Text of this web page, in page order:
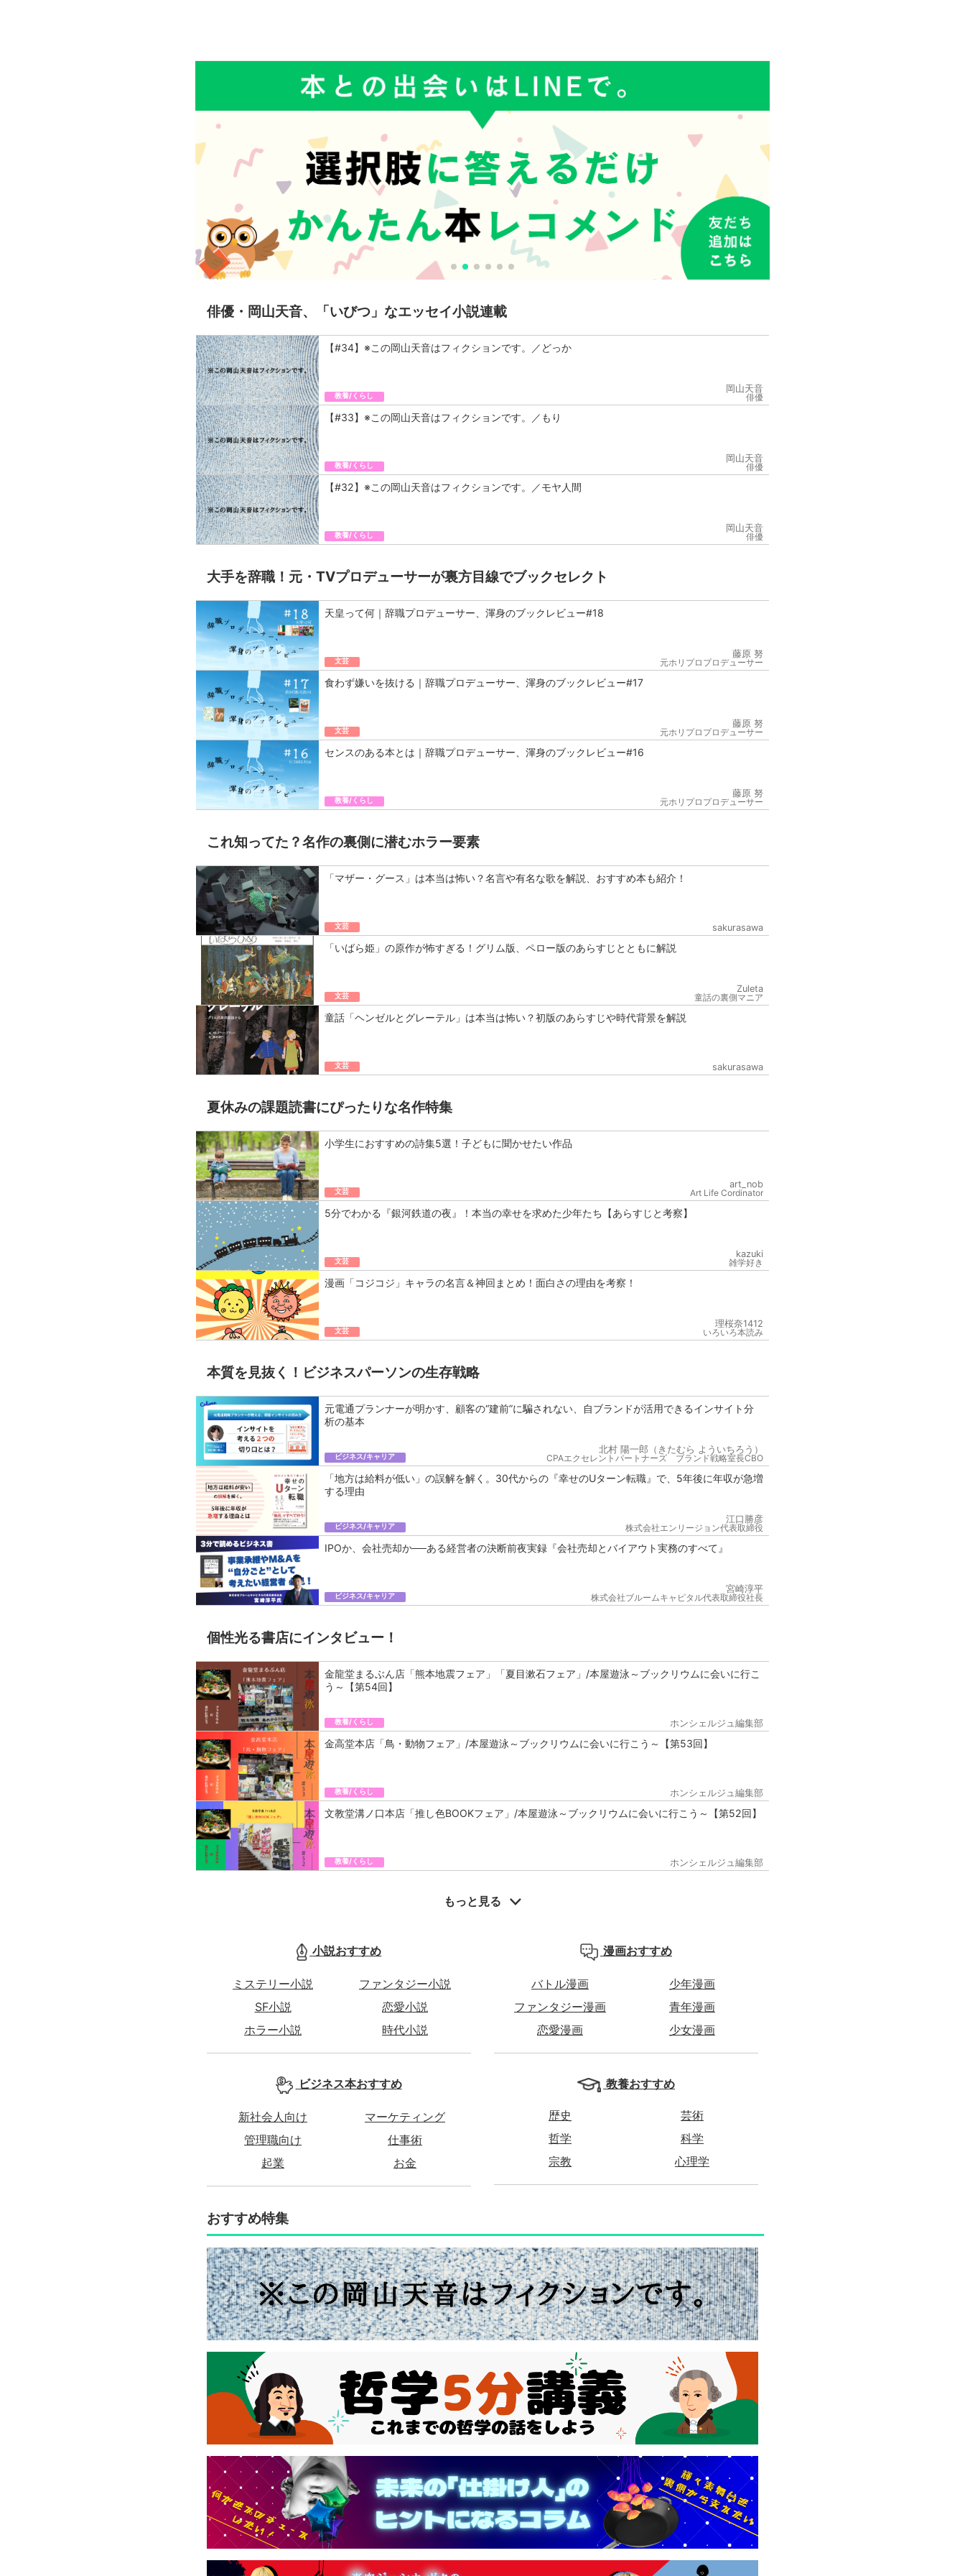
俳優・岡山天音、「いびつ」なエッセイ小説連載
【#34】※この岡山天音はフィクションです。／どっか
教養/くらし
岡山天音
俳優
【#33】※この岡山天音はフィクションです。／もり
教養/くらし
岡山天音
俳優
【#32】※この岡山天音はフィクションです。／モヤ人間
教養/くらし
岡山天音
俳優
大手を辞職！元・TVプロデューサーが裏方目線でブックセレクト
天皇って何｜辞職プロデューサー、渾身のブックレビュー#18
文芸
藤原 努
元ホリプロプロデューサー
食わず嫌いを抜ける｜辞職プロデューサー、渾身のブックレビュー#17
文芸
藤原 努
元ホリプロプロデューサー
センスのある本とは｜辞職プロデューサー、渾身のブックレビュー#16
教養/くらし
藤原 努
元ホリプロプロデューサー
これ知ってた？名作の裏側に潜むホラー要素
「マザー・グース」は本当は怖い？名言や有名な歌を解説、おすすめ本も紹介！
文芸 sakurasawa
「いばら姫」の原作が怖すぎる！グリム版、ペロー版のあらすじとともに解説
文芸
Zuleta
童話の裏側マニア
童話「ヘンゼルとグレーテル」は本当は怖い？初版のあらすじや時代背景を解説
文芸 sakurasawa
夏休みの課題読書にぴったりな名作特集
小学生におすすめの詩集5選！子どもに聞かせたい作品
文芸
art_nob
Art Life Cordinator
5分でわかる『銀河鉄道の夜』！本当の幸せを求めた少年たち【あらすじと考察】
文芸
kazuki
雑学好き
漫画「コジコジ」キャラの名言＆神回まとめ！面白さの理由を考察！
文芸
理桜奈1412
いろいろ本読み
本質を見抜く！ビジネスパーソンの生存戦略
元電通プランナーが明かす、顧客の“建前”に騙されない、自ブランドが活用できるインサイト分
析の基本
ビジネス/キャリア
北村 陽一郎（きたむら よういちろう）
CPAエクセレントパートナーズ ブランド戦略室長CBO
「地方は給料が低い」の誤解を解く。30代からの『幸せのUターン転職』で、5年後に年収が急増
する理由
ビジネス/キャリア
江口勝彦
株式会社エンリージョン代表取締役
IPOか、会社売却か──ある経営者の決断前夜実録『会社売却とバイアウト実務のすべて』
ビジネス/キャリア
宮崎淳平
株式会社ブルームキャピタル代表取締役社長
個性光る書店にインタビュー！
金龍堂まるぶん店「熊本地震フェア」「夏目漱石フェア」/本屋遊泳～ブックリウムに会いに行こ
う～【第54回】
教養/くらし ホンシェルジュ編集部
金高堂本店「鳥・動物フェア」/本屋遊泳～ブックリウムに会いに行こう～【第53回】
教養/くらし ホンシェルジュ編集部
文教堂溝ノ口本店「推し色BOOKフェア」/本屋遊泳～ブックリウムに会いに行こう～【第52回】
教養/くらし ホンシェルジュ編集部
もっと見る
小説おすすめ
ミステリー小説
ファンタジー小説
SF小説
恋愛小説
ホラー小説
時代小説
漫画おすすめ
バトル漫画
少年漫画
ファンタジー漫画
青年漫画
恋愛漫画
少女漫画
ビジネス本おすすめ
新社会人向け
マーケティング
管理職向け
仕事術
起業
お金
教養おすすめ
歴史
芸術
哲学
科学
宗教
心理学
おすすめ特集